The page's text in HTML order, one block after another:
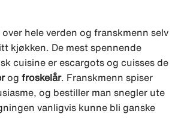
hele verden og franskmenn selv
kjøkken. De mest spennende
cuisine er escargots og cuisses de
og froskelår. Franskmenn spiser
og bestiller man snegler ute
vanligvis kunne bli ganske